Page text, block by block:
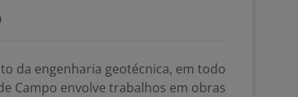
da engenharia geotécnica, em todo
Campo envolve trabalhos em obras